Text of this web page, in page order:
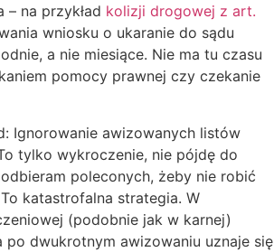
– na przykład kolizji drogowej z art.
wniosku o ukaranie do sądu
a nie miesiące. Nie ma tu czasu
pomocy prawnej czy czekanie
Ignorowanie awizowanych listów
tylko wykroczenie, nie pójdę do
poleconych, żeby nie robić
katastrofalna strategia. W
(podobnie jak w karnej)
po dwukrotnym awizowaniu uznaje się